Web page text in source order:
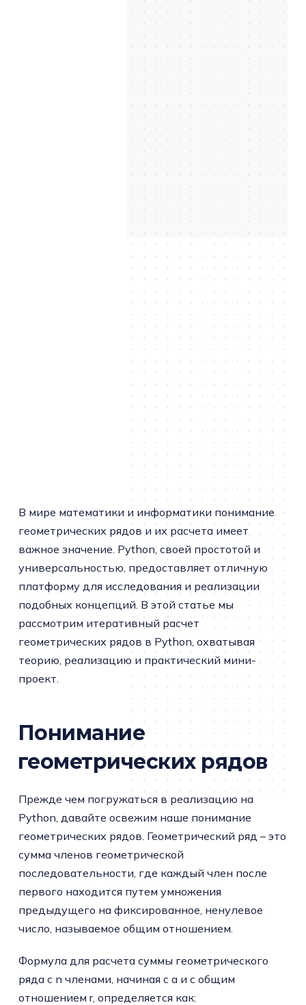
В мире математики и информатики понимание
геометрических рядов и их расчета имеет
важное значение. Python, своей простотой и
универсальностью, предоставляет отличную
платформу для исследования и реализации
подобных концепций. В этой статье мы
рассмотрим итеративный расчет
геометрических рядов в Python, охватывая
теорию, реализацию и практический мини-
проект.
Понимание
геометрических рядов
Прежде чем погружаться в реализацию на
Python, давайте освежим наше понимание
геометрических рядов. Геометрический ряд – это
сумма членов геометрической
последовательности, где каждый член после
первого находится путем умножения
предыдущего на фиксированное, ненулевое
число, называемое общим отношением.
Формула для расчета суммы геометрического
ряда с n членами, начиная с a и с общим
отношением r, определяется как: